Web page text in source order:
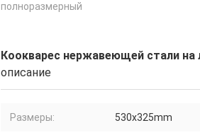
полноразмерный
Коокварес нержавеющей стали
описание
Размеры: 530x325mm